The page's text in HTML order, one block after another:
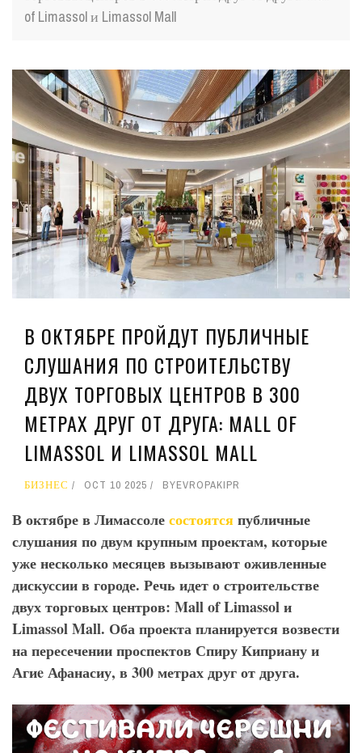
of Limassol и Limassol Mall
В ОКТЯБРЕ ПРОЙДУТ ПУБЛИЧНЫЕ
СЛУШАНИЯ ПО СТРОИТЕЛЬСТВУ
ДВУХ ТОРГОВЫХ ЦЕНТРОВ В 300
МЕТРАХ ДРУГ ОТ ДРУГА: MALL OF
LIMASSOL И LIMASSOL MALL
БИЗНЕС OCT 10 2025 BYEVROPAKIPR
В октябре в Лимассолесостоятсяпубличные
слушания по двум крупным проектам, которые
уже несколько месяцев вызывают оживленные
дискуссии в городе. Речь идет о строительстве
двух торговых центров: MallofLimassolи
LimassolMall. Оба проекта планируется возвести
на пересечении проспектов Спиру Киприану и
АгиeАфанасиу, в 300 метрах друг от друга.